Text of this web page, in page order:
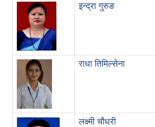
इन्द्रा गुरुङ
राधा तिमिल्सेना
लक्ष्मी चौधरी